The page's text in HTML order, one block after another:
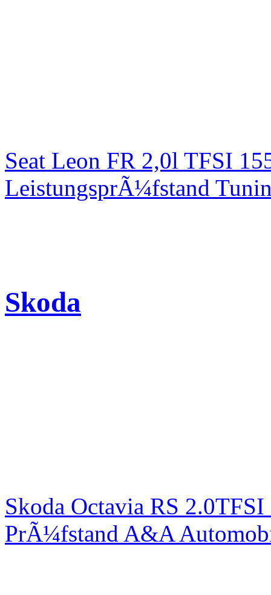
Seat Leon FR 2,0l TFSI
LeistungsprÃ¼fstand
Skoda
Skoda Octavia RS
PrÃ¼fstand A&A